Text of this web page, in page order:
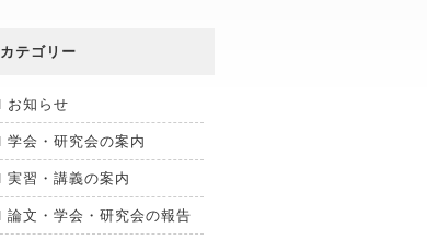
カテゴリー
お知らせ
学会・研究会の案内
実習・講義の案内
論文・学会・研究会の報告